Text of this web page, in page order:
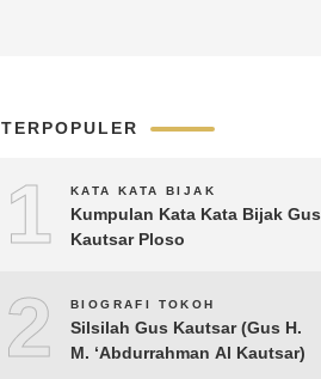
TERPOPULER
1 KATA KATA BIJAK
Kumpulan Kata Kata Bijak Gus
Kautsar Ploso
2 BIOGRAFI TOKOH
Silsilah Gus Kautsar (Gus H.
M. ‘Abdurrahman Al Kautsar)